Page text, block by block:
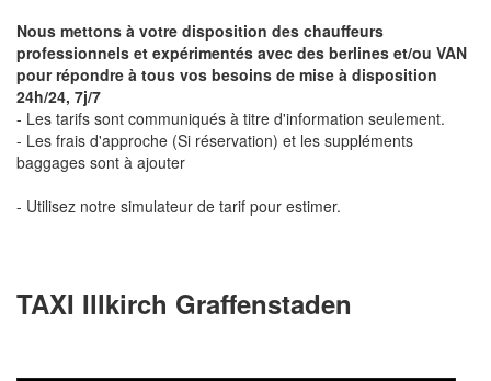
Nous mettons à votre disposition des chauffeurs
professionnels et expérimentés avec des berlines et/ou VAN
pour répondre à tous vos besoins de mise à disposition
24h/24, 7j/7
- Les tarifs sont communiqués à titre d'information seulement.
- Les frais d'approche (Si réservation) et les suppléments
baggages sont à ajouter
- Utilisez notre simulateur de tarif pour estimer.
TAXI Illkirch Graffenstaden